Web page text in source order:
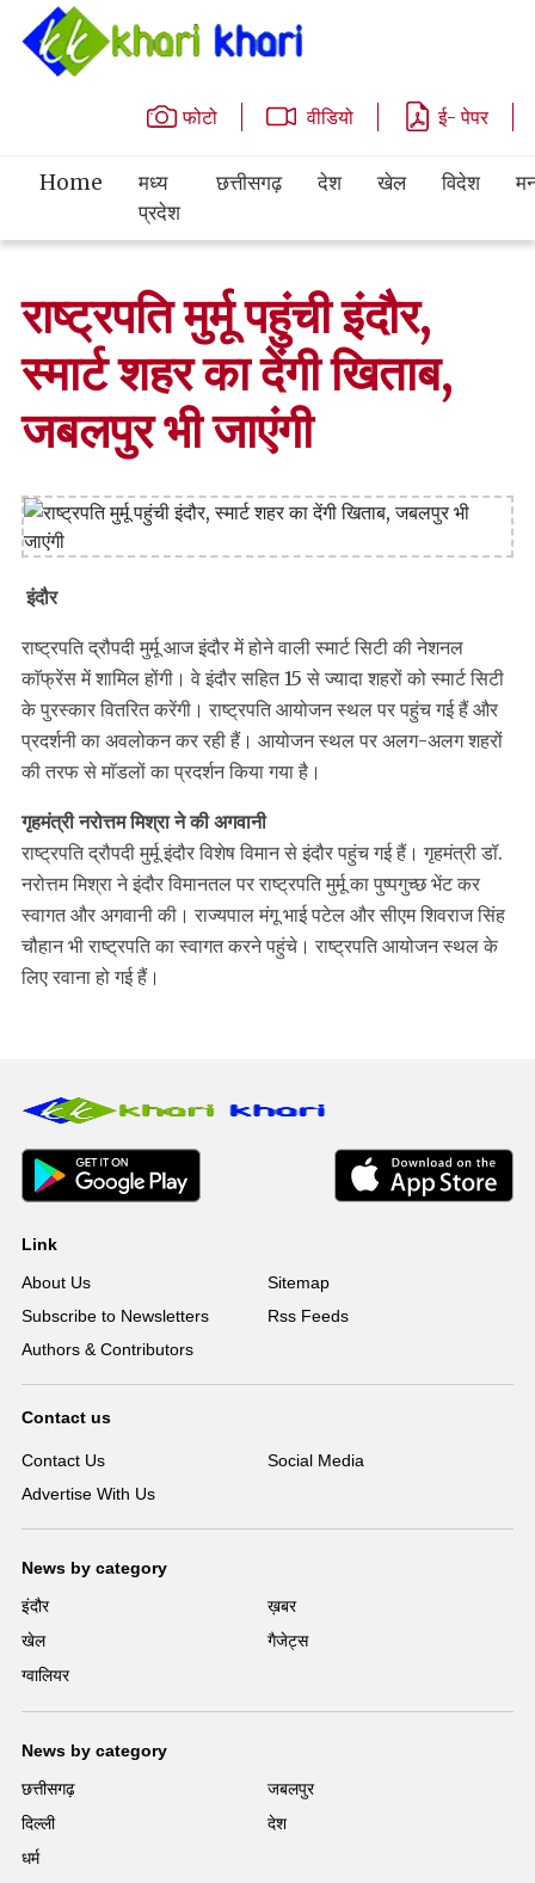
फोटो वीडियो ई- पेपर
Home
मध्य
प्रदेश
छत्तीसगढ़ देश खेल विदेश
राष्ट्रपति मुर्मू पहुंची इंदौर,
स्मार्ट शहर का देंगी खिताब,
जबलपुर भी जाएंगी
इंदौर
राष्ट्रपति द्रौपदी मुर्मू आज इंदौर में होने वाली स्मार्ट सिटी की नेशनल
काॅफ्रेंस में शामिल होंगी। वे इंदौर सहित 15 से ज्यादा शहरों को स्मार्ट सिटी
के पुरस्कार वितरित करेंगी। राष्ट्रपति आयोजन स्थल पर पहुंच गई हैं और
प्रदर्शनी का अवलोकन कर रही हैं। आयोजन स्थल पर अलग-अलग शहरों
की तरफ से माॅडलों का प्रदर्शन किया गया है।
गृहमंत्री नरोत्तम मिश्रा ने की अगवानी
राष्ट्रपति द्रौपदी मुर्मू इंदौर विशेष विमान से इंदौर पहुंच गई हैं। गृहमंत्री डॉ.
नरोत्तम मिश्रा ने इंदौर विमानतल पर राष्ट्रपति मुर्मू का पुष्पगुच्छ भेंट कर
स्वागत और अगवानी की। राज्यपाल मंगू भाई पटेल और सीएम शिवराज सिंह
चौहान भी राष्ट्रपति का स्वागत करने पहुंचे। राष्ट्रपति आयोजन स्थल के
लिए रवाना हो गई हैं।
Link
About Us
Sitemap
Subscribe to Newsletters
Rss Feeds
Authors & Contributors
Contact us
Contact Us
Social Media
Advertise With Us
News by category
इंदौर
ख़बर
खेल
गैजेट्स
ग्वालियर
News by category
छत्तीसगढ़
जबलपुर
दिल्ली
देश
धर्म